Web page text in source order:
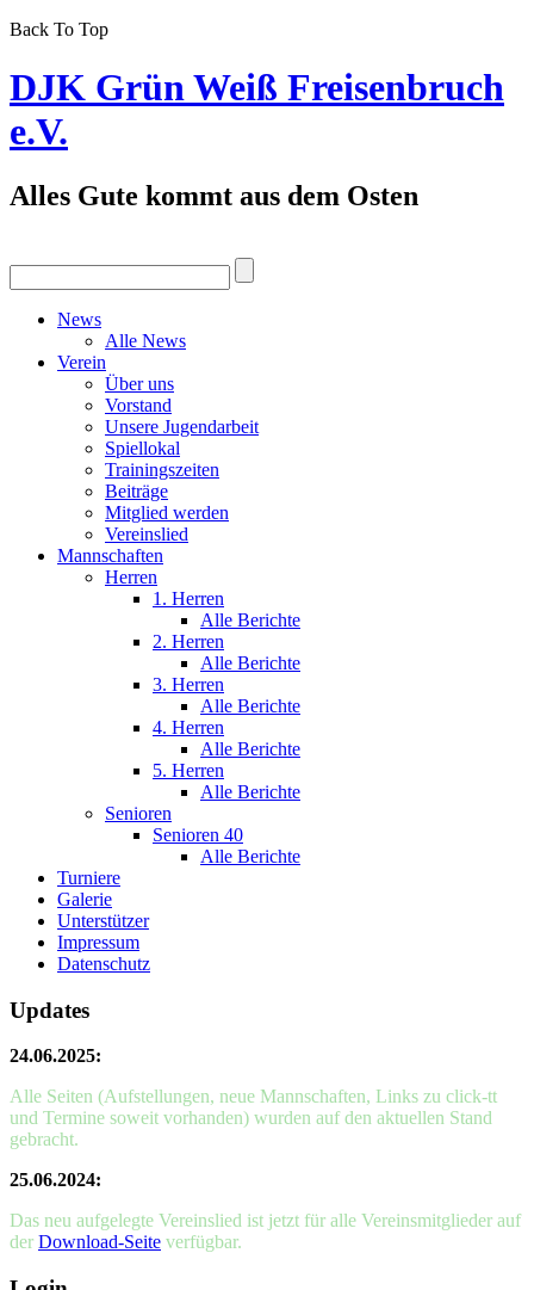
Back To Top
DJK Grün Weiß Freisenbruch
e.V.
Alles Gute kommt aus dem Osten
News
Alle News
Verein
Über uns
Vorstand
Unsere Jugendarbeit
Spiellokal
Trainingszeiten
Beiträge
Mitglied werden
Vereinslied
Mannschaften
Herren
1. Herren
Alle Berichte
2. Herren
Alle Berichte
3. Herren
Alle Berichte
4. Herren
Alle Berichte
5. Herren
Alle Berichte
Senioren
Senioren 40
Alle Berichte
Turniere
Galerie
Unterstützer
Impressum
Datenschutz
Updates
24.06.2025:
Alle Seiten (Aufstellungen, neue Mannschaften, Links zu click-tt
und Termine soweit vorhanden) wurden auf den aktuellen Stand
gebracht.
25.06.2024:
Das neu aufgelegte Vereinslied ist jetzt für alle Vereinsmitglieder auf
der Download-Seite verfügbar.